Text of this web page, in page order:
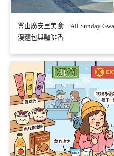
釜山廣安里美食｜All Sunday
漫麵包與咖啡香